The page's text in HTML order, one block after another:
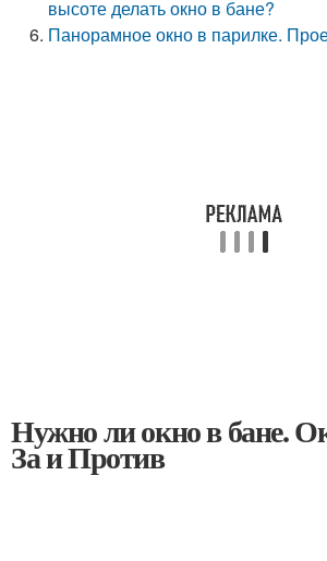
высоте делать окно в бане?
Панорамное окно в парилке.
Нужно ли окно в бане.
За и Против